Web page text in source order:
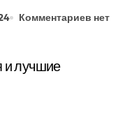
Комментариев нет